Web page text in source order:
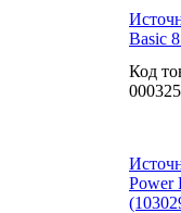
Basic
Код
Power